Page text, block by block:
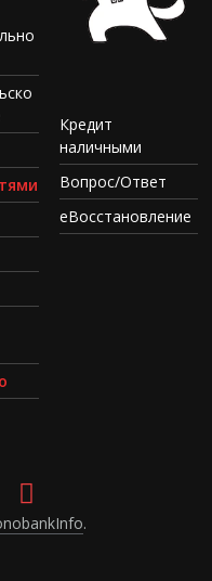
Кредит
наличными
Вопрос/Ответ
еВосстановление
.